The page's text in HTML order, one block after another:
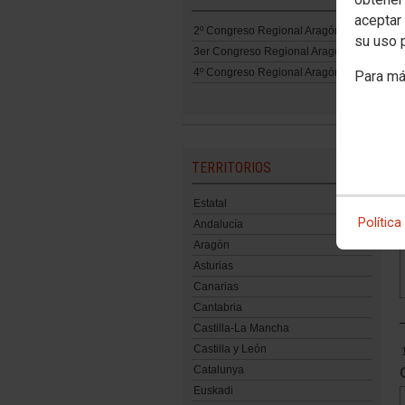
su uso
Para
2º Congreso Regional Aragón
3er Congreso Regional Aragón
4º Congreso Regional Aragón
TERRITORIOS
Estatal
Andalucía
Aragón
Asturias
Canarias
Cantabria
Castilla-La Mancha
Castilla y León
Catalunya
Euskadi